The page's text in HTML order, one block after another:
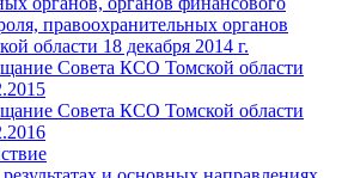
правоохранительных органов
области 18 декабря 2014 г.
Совета КСО Томской области
Совета КСО Томской области